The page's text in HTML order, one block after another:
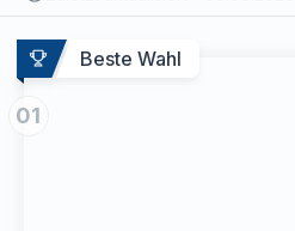
Beste Wahl
01